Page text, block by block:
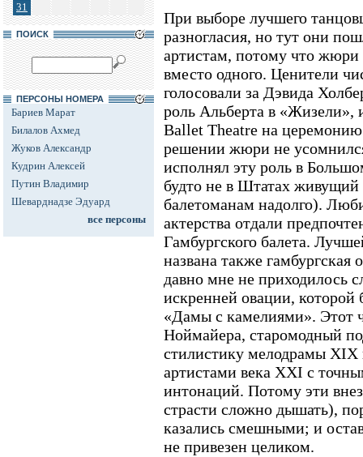
31
ПОИСК
ПЕРСОНЫ НОМЕРА
Бариев Марат
Билалов Ахмед
Жуков Александр
Кудрин Алексей
Путин Владимир
Шеварднадзе Эдуард
все персоны
При выборе лучшего
разногласия, но тут они
артистам, потому что жюри
вместо одного. Ценители
голосовали за Дэвида
роль Альберта в «Жизели»,
Ballet Theatre на
решении жюри не
исполнял эту роль в
будто не в Штатах живущий
балетоманам надолго).
актерства отдали
Гамбургского балета.
названа также
давно мне не приходилось
искренней овации, которой
«Дамы с камелиями». Этот
Ноймайера, старомодный
стилистику мелодрамы XIX
артистами века XXI с
интонаций. Потому эти
страсти сложно дышать),
казались смешными; и
не привезен целиком.